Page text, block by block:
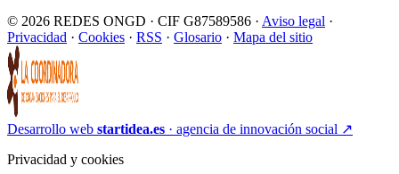
© 2026 REDES ONGD · CIF G87589586 · Aviso legal ·
Privacidad · Cookies · RSS · Glosario · Mapa del sitio
Desarrollo web startidea.es · agencia de innovación social ↗
Privacidad y cookies